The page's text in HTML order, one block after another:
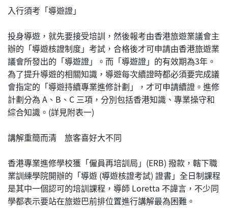
入行須考「導遊證」
投身導遊，就先要接受培訓，然後報考由香港旅遊業議會主
辦的「導遊核證制度」考試，合格後才可申請由香港旅遊業
議會所發出的「導遊證」。而「導遊證」的有效期為3年。
為了提升導遊的相關知識，導遊每次續證時都必須要完成議
會指定的「導遊持續專業進修計劃」，才可申請續證。進修
計劃分為 A、B、C 三項，分別包括香港知識、專業操守和
綜合知識。(詳見附表一)
講解重簡而清 旅客喜好大不同
香港專業進修學校獲「僱員再培訓局」(ERB) 撥款，轄下職
業訓練學院開辦的「導遊 (導遊核證考試) 證書」全日制課程
是其中一個認可的培訓課程，導師 Loretta 不諱言，不少同
學都表示要站在旅遊巴前排位置進行講解最為困難。